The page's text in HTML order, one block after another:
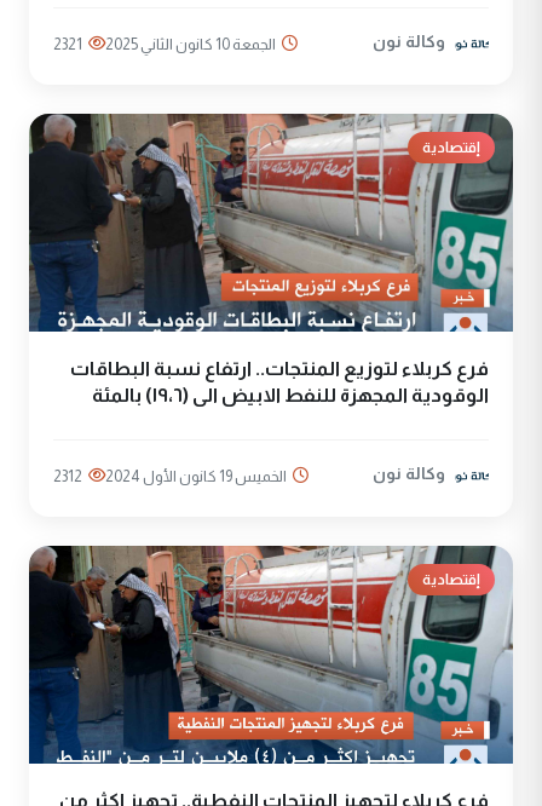
وكالة نون الجمعة 10 كانون الثاني 2025 2321
إقتصادية
فرع كربلاء لتوزيع المنتجات.. ارتفاع نسبة البطاقات
الوقودية المجهزة للنفط الابيض الى (١٩،٦) بالمئة
وكالة نون الخميس 19 كانون الأول 2024 2312
إقتصادية
فرع كربلاء لتجهيز المنتجات النفطية.. تجهيز اكثر من